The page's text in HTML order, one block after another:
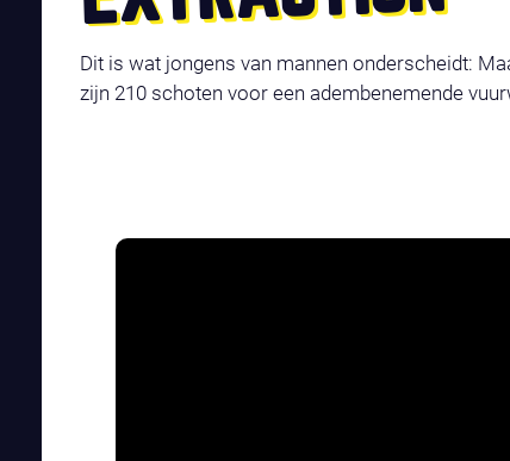
Dit is wat jongens van mannen onderscheidt:
zijn 210 schoten voor een adembenemende